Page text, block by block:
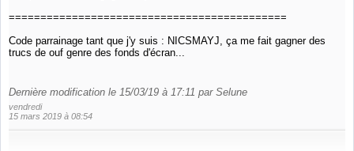
============================================
Code parrainage tant que j'y suis : NICSMAYJ, ça me fait gagner des
trucs de ouf genre des fonds d'écran...
Dernière modification le 15/03/19 à 17:11 par Selune
vendredi
15 mars 2019 à 08:54